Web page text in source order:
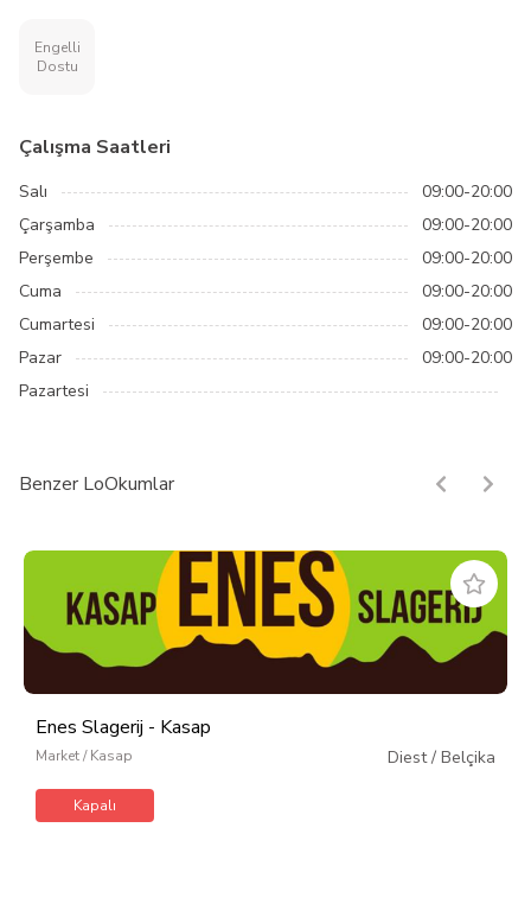
Engelli
Dostu
Çalışma Saatleri
Salı
09:00-20:00
Çarşamba
09:00-20:00
Perşembe
09:00-20:00
Cuma
09:00-20:00
Cumartesi
09:00-20:00
Pazar
09:00-20:00
Pazartesi
Benzer LoOkumlar
Enes Slagerij - Kasap
Market / Kasap Diest/ Belçika
Kapalı